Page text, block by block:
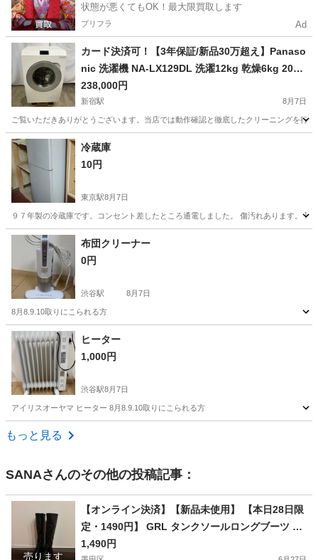
状態が悪くてもOK！最大限買取します
プリフラ Ad
カード決済可！【3年保証/新品30万超え】Panaso
nic 洗濯機 NA-LX129DL 洗濯12kg 乾燥6kg 2025
年製
238,000円
新宿駅 8月7日
ご覧いただきありがとうございます。当店では動作確認と徹底したクリーニングを
東京 新宿区 新宿駅
冷蔵庫
10円
東京駅8月7日
９７年製の冷蔵庫です。コンセント差したところ通電しました。 傷汚れあります。
東京 中央区 東京駅 キッチン家電
布団クリーナー
0円
渋谷駅 8月7日
8月8.9.10取りにこられる方
東京 渋谷区 渋谷駅
ヒーター
1,000円
渋谷駅8月7日
アイリスオーヤマ ヒーター 8月8.9.10取りにこられる方
東京 渋谷区
もっと見る
SANAさんのその他の投稿記事：
売ります
【オンライン決済】【新品未使用】 【本日28日限
定・1490円】 GRL タンクソールロングブーツ 23.
0cm ブラック（元値3,799円）
1,490円